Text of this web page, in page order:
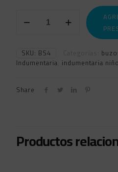
MEDIO
cantidad
SKU: BS4 Categorías:
Indumentaria indumentaria niño
Share
Productos